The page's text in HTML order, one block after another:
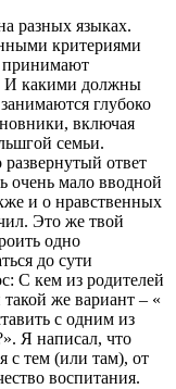
разных языках.
критериями
принимают
И какими должны
глубоко
включая
семьи.
развернутый ответ
очень мало вводной
и о нравственных
Это же твой
одно
до сути
С кем из родителей
же вариант – «
с одним из
Я написал, что
с тем (или там), от
воспитания.